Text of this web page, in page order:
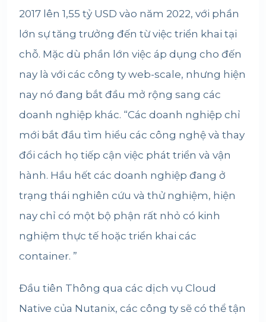
2017 lên 1,55 tỷ USD vào năm 2022, với phần
lớn sự tăng trưởng đến từ việc triển khai tại
chỗ. Mặc dù phần lớn việc áp dụng cho đến
nay là với các công ty web-scale, nhưng hiện
nay nó đang bắt đầu mở rộng sang các
doanh nghiệp khác. “Các doanh nghiệp chỉ
mới bắt đầu tìm hiểu các công nghệ và thay
đổi cách họ tiếp cận việc phát triển và vận
hành. Hầu hết các doanh nghiệp đang ở
trạng thái nghiên cứu và thử nghiệm, hiện
nay chỉ có một bộ phận rất nhỏ có kinh
nghiệm thực tế hoặc triển khai các
container. ”
Đầu tiên Thông qua các dịch vụ Cloud
Native của Nutanix, các công ty sẽ có thể tận